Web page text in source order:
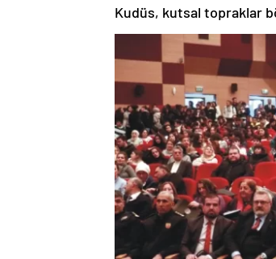
Kudüs, kutsal topraklar